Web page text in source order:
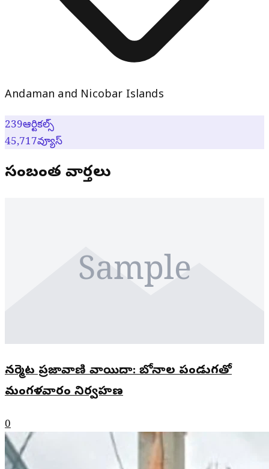
Andaman and Nicobar Islands
239ఆర్టికల్స్
45,717వ్యూస్
సంబంధిత వార్తలు
Sample
నర్మెట ప్రజావాణి వాయిదా: బోనాల పండుగతో
మంగళవారం నిర్వహణ
0